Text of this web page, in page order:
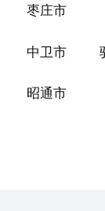
枣庄市
中卫市
昭通市